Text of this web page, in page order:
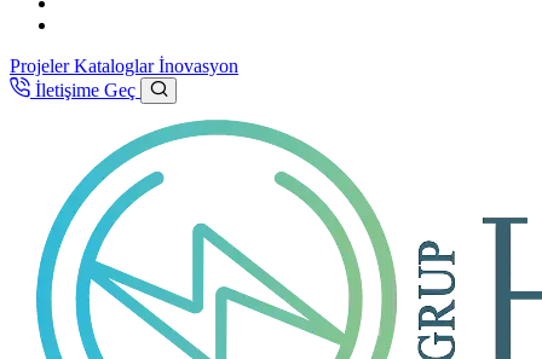
Projeler Kataloglar İnovasyon
İletişime Geç